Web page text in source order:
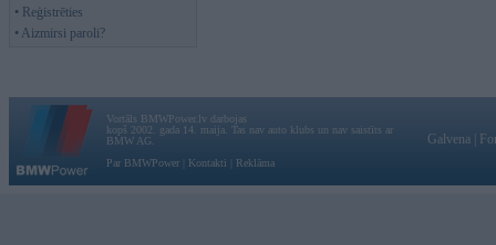
• Reģistrēties
• Aizmirsi paroli?
Vortāls BMWPower.lv darbojas
kopš 2002. gada 14. maija. Tas nav auto klubs un nav saistīts ar
BMW AG.
Par BMWPower
Kontakti Reklāma
Galvena